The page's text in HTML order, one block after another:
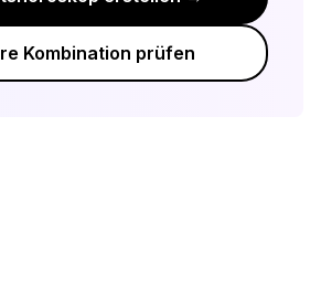
Kombination prüfen